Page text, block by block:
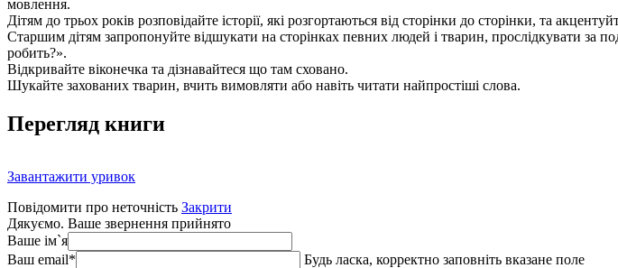
мовлення.
Дітям до трьох років розповідайте історії, які розгортаються від сторінки до сторінки, та
Старшим дітям запропонуйте відшукати на сторінках певних людей і тварин, прослідкувати за
робить?».
Відкривайте віконечка та дізнавайтеся що там сховано.
Шукайте захованих тварин, вчить вимовляти або навіть читати найпростіші слова.
Перегляд книги
Завантажити уривок
Повідомити про неточність Закрити
Дякуємо. Ваше звернення прийнято
Ваше ім`я
Ваш email* Будь ласка, корректно заповніть вказане поле